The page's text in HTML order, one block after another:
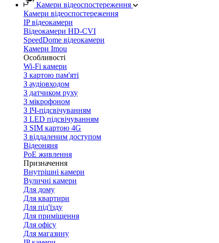
Камери відеоспостереження
Камери відеоспостереження
IP відеокамери
Відеокамери HD-CVI
SpeedDome відеокамери
Камери Imou
Особливості
Wi-Fi камери
З картою пам'яті
З аудіовходом
З датчиком руху
З мікрофоном
З ІЧ-підсвічуванням
З LED підсвічуванням
З SIM картою 4G
З віддаленим доступом
Відеоняня
PoE живлення
Призначення
Внутрішні камери
Вуличні камери
Для дому
Для квартири
Для під'їзду
Для приміщення
Для офісу
Для магазину